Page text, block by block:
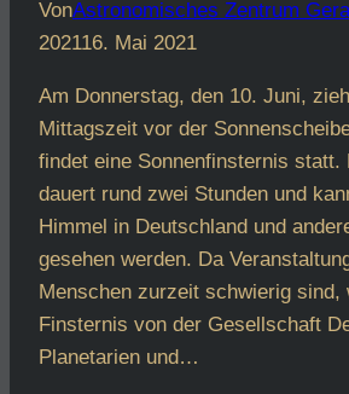
VonAstronomisches Zentrum
202116. Mai 2021
Am Donnerstag, den 10. Juni,
Mittagszeit vor der
findet eine Sonnenfinsternis statt.
dauert rund zwei Stunden und
Himmel in Deutschland und
gesehen werden. Da
Menschen zurzeit schwierig sind,
Finsternis von der Gesellschaft
Planetarien und…